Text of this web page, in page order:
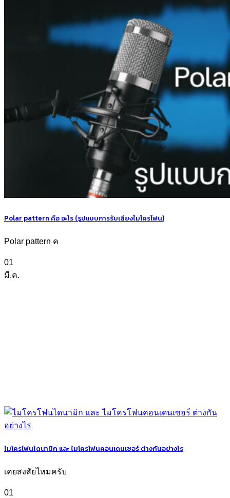
Polar pattern คือ อะไร (รูปแบบการรับเสียงไมโครโฟน)
Polar pattern ค
01
มี.ค.
ไมโครโฟนไดนามิก และ ไมโครโฟนคอนเดนเซอร์ ต่างกันอย่างไร
เคยสงสัยไหมครับ
01